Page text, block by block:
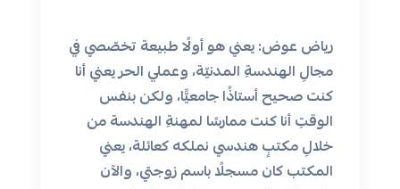
رياض عوض: يعني هو أولًا طبيعة تخصّصي في
مجالِ الهندسةِ المدنيّة، وعملي الحر يعني أنا
كنت صحيح أستاذًا جامعيًّا، ولكن بنفس
الوقتِ أنا كنت ممارسًا لمهنةِ الهندسة من
خلالِ مكتبٍ هندسي نملكه كعائلة، يعني
المكتب كان مسجلًا باسم زوجتي، والآن